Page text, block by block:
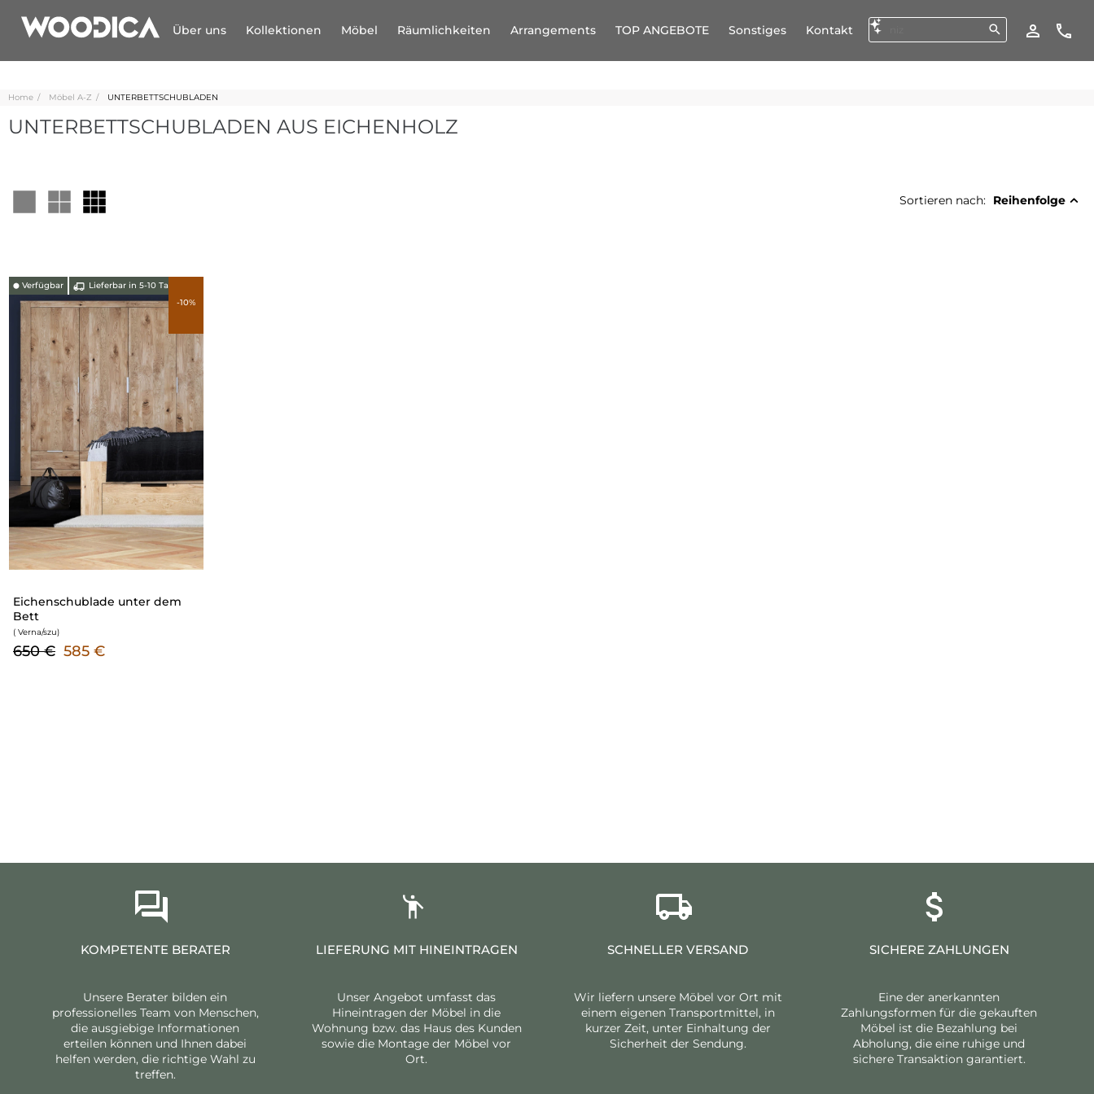
Über uns Kollektionen Möbel Räumlichkeiten Arrangements TOP ANGEBOTE Sonstiges Kontakt
Home Möbel A-Z UNTERBETTSCHUBLADEN
UNTERBETTSCHUBLADEN AUS EICHENHOLZ
Sortieren nach:
⬤ Verfügbar
Lieferbar in 5-10 Tagen
-10%
Eichenschublade unter dem
Bett
( Verna/szu)
650 € 585 €
KOMPETENTE BERATER
Unsere Berater bilden ein
professionelles Team von Menschen,
die ausgiebige Informationen
erteilen können und Ihnen dabei
helfen werden, die richtige Wahl zu
treffen.
LIEFERUNG MIT HINEINTRAGEN
Unser Angebot umfasst das
Hineintragen der Möbel in die
Wohnung bzw. das Haus des Kunden
sowie die Montage der Möbel vor
Ort.
SCHNELLER VERSAND
Wir liefern unsere Möbel vor Ort mit
einem eigenen Transportmittel, in
kurzer Zeit, unter Einhaltung der
Sicherheit der Sendung.
SICHERE ZAHLUNGEN
Eine der anerkannten
Zahlungsformen für die gekauften
Möbel ist die Bezahlung bei
Abholung, die eine ruhige und
sichere Transaktion garantiert.